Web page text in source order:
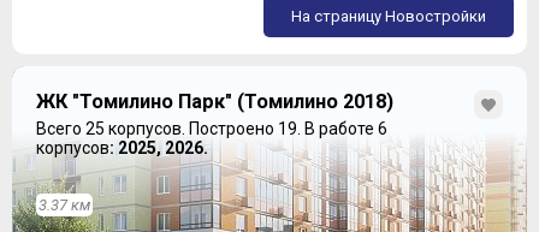
На страницу Новостройки
ЖК "Томилино Парк" (Томилино 2018)
Всего 25 корпусов. Построено 19. В работе 6
корпусов: 2025, 2026.
3.37 км